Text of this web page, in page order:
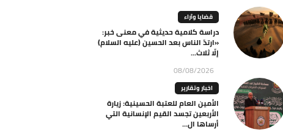
قضايا وآراء
دراسة كلامية حديثية في معنى خبر:
«ارتدّ الناس بعد الحسين (عليه السلام)
إلّا ثلاث...
08/08/2026
اخبار وتقارير
الأمين العام للعتبة الحسينية: زيارة
الأربعين تجسد القيم الإنسانية التي
أرساها ال...